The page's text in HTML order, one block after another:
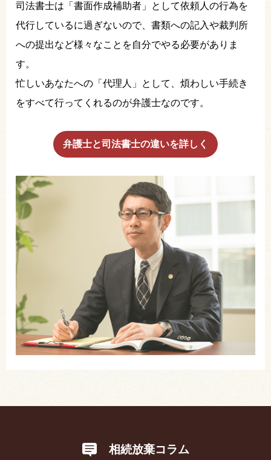
司法書士は「書面作成補助者」として依頼人の行為を
代行しているに過ぎないので、書類への記入や裁判所
への提出など様々なことを自分でやる必要がありま
す。
忙しいあなたへの「代理人」として、煩わしい手続き
をすべて行ってくれるのが弁護士なのです。
弁護士と司法書士の違いを詳しく
相続放棄コラム